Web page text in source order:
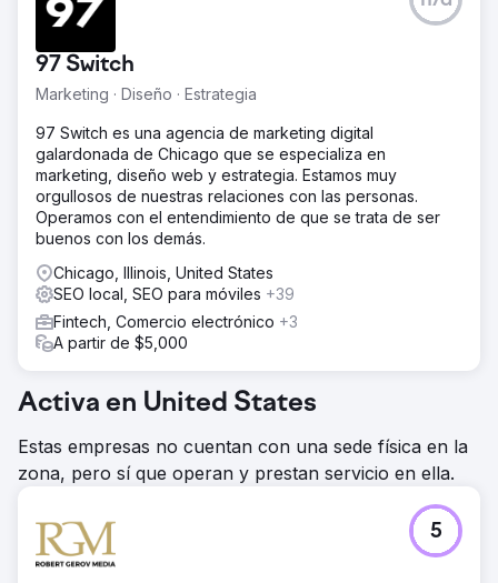
gestionados y ciberseguridad con sede en Tampa que
presta servicios a empresas financieras, asesores de
inversión registrados (RIA), organizaciones sin fines de
lucro y empresas de servicios profesionales. El nicho de
"TI gestionada en Tampa" es uno de los más
competitivos a nivel local para empresas B2B, dominado
por directorios nacionales de proveedores de servicios
gestionados (MSP) y proveedores con larga trayectoria.
Sixwatch necesitaba posicionarse para búsquedas
locales y de servicios con alta intención de compra
desde un sitio web sin presencia orgánica, en un
significar un contrato anual de cinco cifras.
La solución
Diseñé la arquitectura del sitio web basándome en la
forma en que los compradores de TI realizan sus
ayuda, MDR, seguridad de Microsoft 365, copias de
vCIO. Todo organizado en secciones bien definidas,
además de páginas sectoriales dirigidas a asesores de
inversión registrados (RIA) y empresas financieras.
Segmentación local en la página para Tampa y Atlanta,
metadatos con palabras clave en todo el sitio y contenido
de apoyo centrado en las inquietudes de cumplimiento
que buscan sus compradores.
97 Switch
Marketing · Diseño · Estrategia
97 Switch es una agencia de marketing digital
galardonada de Chicago que se especializa en
marketing, diseño web y estrategia. Estamos muy
orgullosos de nuestras relaciones con las personas.
Operamos con el entendimiento de que se trata de ser
buenos con los demás.
Chicago, Illinois, United States
SEO local, SEO para móviles +39
Fintech, Comercio electrónico +3
A partir de $5,000
Activa en United States
Estas empresas no cuentan con una sede física en la
zona, pero sí que operan y prestan servicio en ella.
5